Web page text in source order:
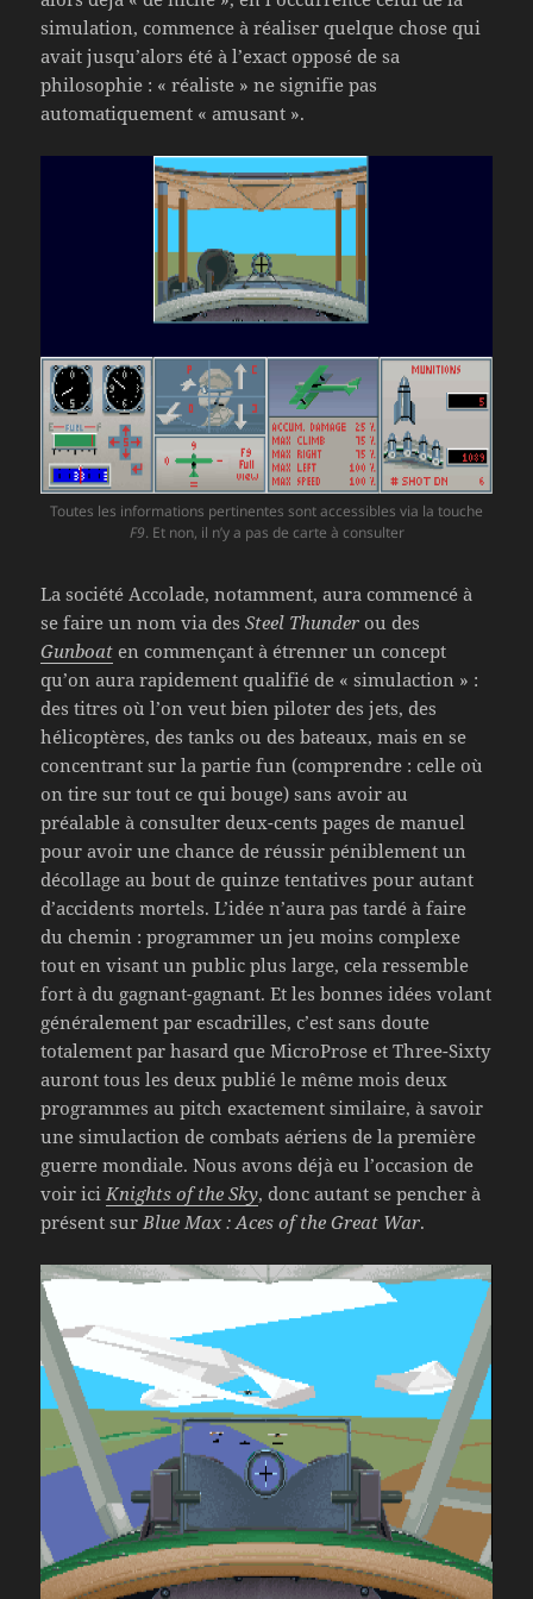
simulation, commence à réaliser quelque chose qui
avait jusqu’alors été à l’exact opposé de sa
philosophie : « réaliste » ne signifie pas
automatiquement « amusant ».
Toutes les informations pertinentes sont accessibles via la touche
F9. Et non, il n’y a pas de carte à consulter
La société Accolade, notamment, aura commencé à
se faire un nom via desSteel Thunder ou des
Gunboat en commençant à étrenner un concept
qu’on aura rapidement qualifié de « simulaction » :
des titres où l’on veut bien piloter des jets, des
hélicoptères, des tanks ou des bateaux, mais en se
concentrant sur la partie fun (comprendre : celle où
on tire sur tout ce qui bouge) sans avoir au
préalable à consulter deux-cents pages de manuel
pour avoir une chance de réussir péniblement un
décollage au bout de quinze tentatives pour autant
d’accidents mortels. L’idée n’aura pas tardé à faire
du chemin : programmer un jeu moins complexe
tout en visant un public plus large, cela ressemble
fort à du gagnant-gagnant. Et les bonnes idées volant
généralement par escadrilles, c’est sans doute
totalement par hasard que MicroProse et Three-Sixty
auront tous les deux publié le même mois deux
programmes au pitch exactement similaire, à savoir
une simulaction de combats aériens de la première
guerre mondiale. Nous avons déjà eu l’occasion de
voir ici Knights of the Sky, donc autant se pencher à
présent sur Blue Max : Aces of the Great War.